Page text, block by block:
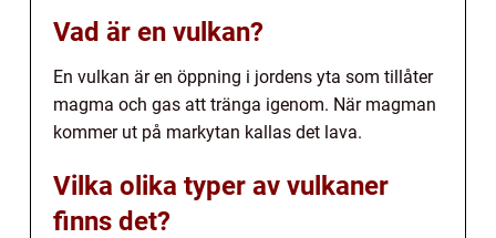
Vad är en vulkan?
En vulkan är en öppning i jordens yta som tillåter
magma och gas att tränga igenom. När magman
kommer ut på markytan kallas det lava.
Vilka olika typer av vulkaner
finns det?